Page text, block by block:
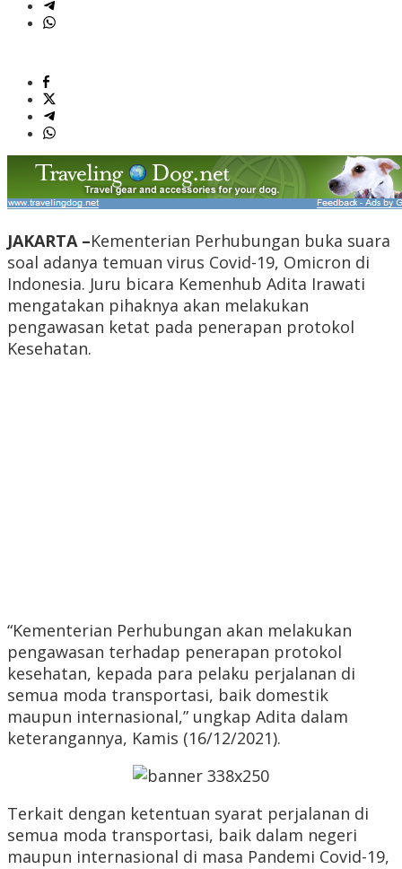
JAKARTA –Kementerian Perhubungan buka suara
soal adanya temuan virus Covid-19, Omicron di
Indonesia. Juru bicara Kemenhub Adita Irawati
mengatakan pihaknya akan melakukan
pengawasan ketat pada penerapan protokol
Kesehatan.
“Kementerian Perhubungan akan melakukan
pengawasan terhadap penerapan protokol
kesehatan, kepada para pelaku perjalanan di
semua moda transportasi, baik domestik
maupun internasional,” ungkap Adita dalam
keterangannya, Kamis (16/12/2021).
Terkait dengan ketentuan syarat perjalanan di
semua moda transportasi, baik dalam negeri
maupun internasional di masa Pandemi Covid-19,